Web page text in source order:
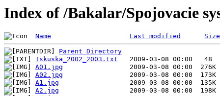
Index of /Bakalar/Spojovacie
Name Last modified Size
Parent Directory
!skuska_2002_2003.txt
A01.jpg
A02.jpg
A1.jpg
A2.jpg